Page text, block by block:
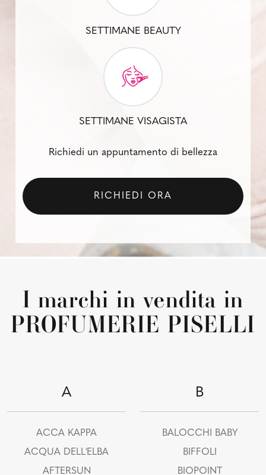
SETTIMANE BEAUTY
SETTIMANE VISAGISTA
Richiedi un appuntamento di bellezza
RICHIEDI ORA
I marchi in vendita in
PROFUMERIE PISELLI
A
ACCA KAPPA
ACQUA DELL'ELBA
AFTERSUN
B
BALOCCHI BABY
BIFFOLI
BIOPOINT